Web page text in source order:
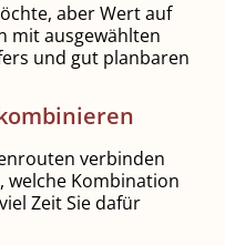
aber Wert auf
mit ausgewählten
und gut planbaren
verbinden
welche Kombination
Zeit Sie dafür